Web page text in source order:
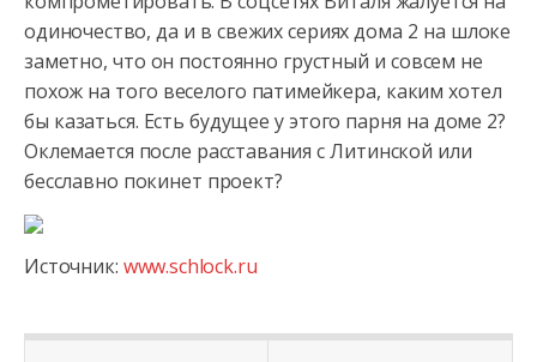
одиночество, да и в свежих сериях дома 2 на шлоке
заметно, что он постоянно грустный и совсем не
похож на того веселого патимейкера, каким хотел
бы казаться. Есть будущее у этого парня на доме 2?
Оклемается после расставания с Литинской или
бесславно покинет проект?
Источник: www.schlock.ru